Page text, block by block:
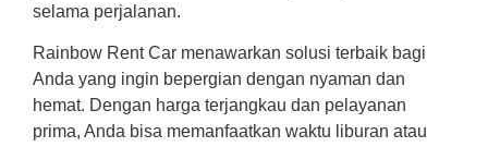
selama perjalanan.
Rainbow Rent Car menawarkan solusi terbaik bagi
Anda yang ingin bepergian dengan nyaman dan
hemat. Dengan harga terjangkau dan pelayanan
prima, Anda bisa memanfaatkan waktu liburan atau